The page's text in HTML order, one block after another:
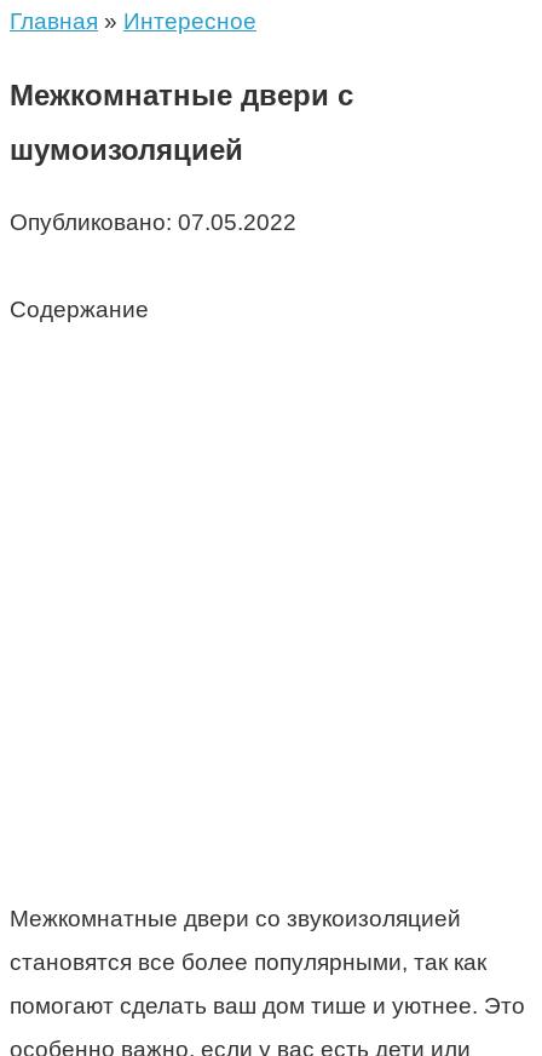
Главная » Интересное
Межкомнатные двери с
шумоизоляцией
Опубликовано: 07.05.2022
Содержание
Межкомнатные двери со звукоизоляцией
становятся все более популярными, так как
помогают сделать ваш дом тише и уютнее. Это
особенно важно, если у вас есть дети или